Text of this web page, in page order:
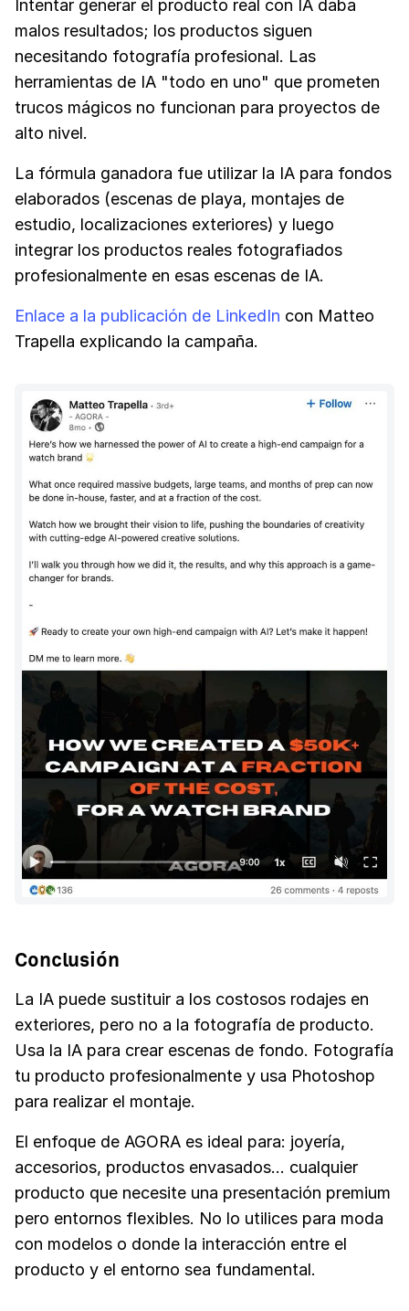
Intentar generar el producto real con IA daba
malos resultados; los productos siguen
necesitando fotografía profesional. Las
herramientas de IA "todo en uno" que prometen
trucos mágicos no funcionan para proyectos de
alto nivel.
La fórmula ganadora fue utilizar la IA para fondos
elaborados (escenas de playa, montajes de
estudio, localizaciones exteriores) y luego
integrar los productos reales fotografiados
profesionalmente en esas escenas de IA.
Enlace a la publicación de LinkedIn con Matteo
Trapella explicando la campaña.
Conclusión
La IA puede sustituir a los costosos rodajes en
exteriores, pero no a la fotografía de producto.
Usa la IA para crear escenas de fondo. Fotografía
tu producto profesionalmente y usa Photoshop
para realizar el montaje.
El enfoque de AGORA es ideal para: joyería,
accesorios, productos envasados... cualquier
producto que necesite una presentación premium
pero entornos flexibles. No lo utilices para moda
con modelos o donde la interacción entre el
producto y el entorno sea fundamental.